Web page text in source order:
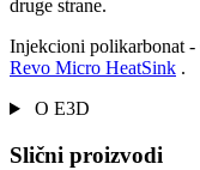
druge strane.
Injekcioni polikarbonat -
Revo Micro HeatSink .
O E3D
Slični proizvodi